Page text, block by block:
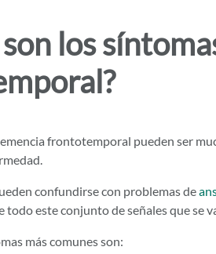
los
frontotemporal pueden ser
confundirse con problemas de
todo este conjunto de señales que se
más comunes son: